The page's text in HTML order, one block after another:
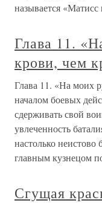
называется «Матисс
Глава 11.
крови, чем
Глава 11. «На моих
началом боевых
сдерживать свой
увлеченность
настолько
главным кузнецом
Сгущая